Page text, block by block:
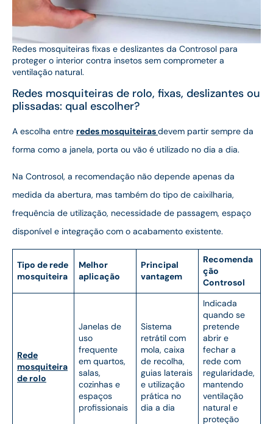
Redes mosquiteiras fixas e deslizantes da Controsol para
proteger o interior contra insetos sem comprometer a
ventilação natural.
Redes mosquiteiras de rolo, fixas, deslizantes ou
plissadas: qual escolher?
A escolha entre redes mosquiteirasdevem partir sempre da
forma como a janela, porta ou vão é utilizado no dia a dia.
Na Controsol, a recomendação não depende apenas da
medida da abertura, mas também do tipo de caixilharia,
frequência de utilização, necessidade de passagem, espaço
disponível e integração com o acabamento existente.
Tipo de rede
mosquiteira
Melhor
aplicação
Principal
vantagem
Recomenda
ção
Controsol
Rede
mosquiteira
de rolo
Janelas de
uso
frequente
em quartos,
salas,
cozinhas e
espaços
profissionais
Sistema
retrátil com
mola, caixa
de recolha,
guias laterais
e utilização
prática no
dia a dia
Indicada
quando se
pretende
abrir e
fechar a
rede com
regularidade,
mantendo
ventilação
natural e
proteção